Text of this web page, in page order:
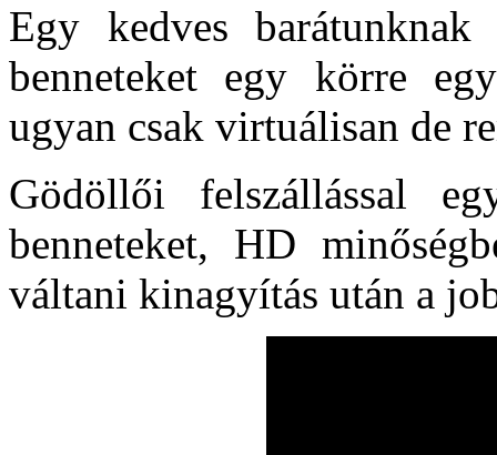
Egy kedves
benneteket egy körre
ugyan csak virtuálisan de
Gödöllői felszállással
benneteket, HD
váltani kinagyítás után a